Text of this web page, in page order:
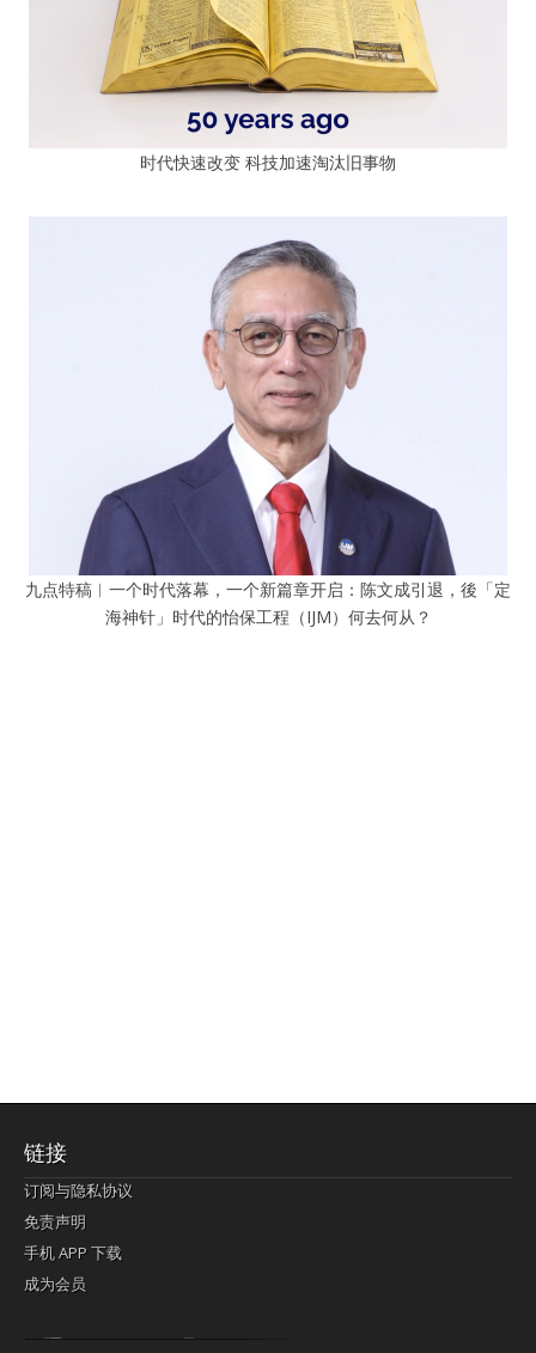
时代快速改变 科技加速淘汰旧事物
九点特稿︱一个时代落幕，一个新篇章开启：陈文成引退，後「定
海神针」时代的怡保工程（IJM）何去何从？
链接
订阅与隐私协议
免责声明
手机 APP 下载
成为会员